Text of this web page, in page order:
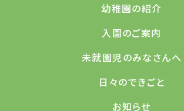
幼稚園の紹介
入園のご案内
未就園児のみなさんへ
日々のできごと
お知らせ